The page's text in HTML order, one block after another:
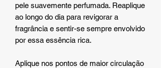
pele suavemente perfumada. Reaplique
ao longo do dia para revigorar a
fragrância e sentir-se sempre envolvido
por essa essência rica.
Aplique nos pontos de maior circulação